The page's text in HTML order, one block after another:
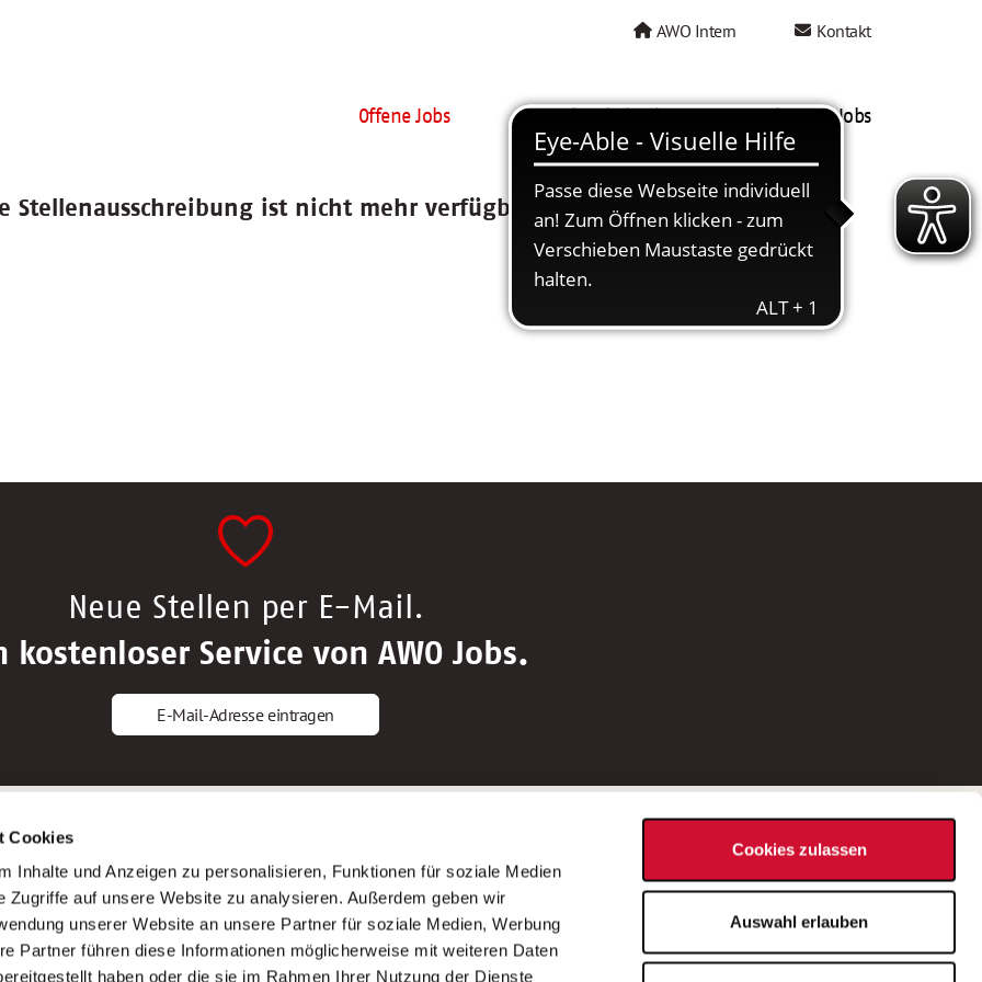
Cookies
Inhalte und Anzeigen zu personalisieren, Funktionen für soziale Medien
Zugriffe auf unsere Website zu analysieren. Außerdem geben wir
unserer Website an unsere Partner für soziale Medien, Werbung
Partner führen diese Informationen möglicherweise mit weiteren Daten
haben oder die sie im Rahmen Ihrer Nutzung der Dienste
Cookies zulassen
Auswahl erlauben
AWO Intern Kontakt
Offene Jobs AWO als Arbeitgeber Mein AWO Jobs
Stellenausschreibung ist nicht mehr verfügbar.
Neue Stellen per E-Mail.
kostenloser Service von AWO Jobs.
E-Mail-Adresse eintragen
Altenpfleger*in
Krankenpfleger*in
Altenpflegehelfer*in
Erzieher*in
AWO Gliederungen nach Bundesland
Stellenangebote nach Bundesländern
Sitemap
Impressum
Datenschutz
Bei Fragen zu einer Stellenausschreibung
wenden Sie sich bitte an die*den in der
Stellenausschreibung genannte*n